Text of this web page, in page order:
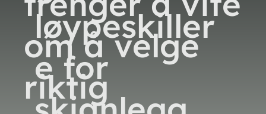
løypeskiller
e for
om å velge
riktig